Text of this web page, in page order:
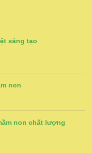
sáng tạo
non
non chất lượng